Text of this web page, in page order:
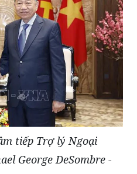
tiếp Trợ lý Ngoại
George DeSombre -